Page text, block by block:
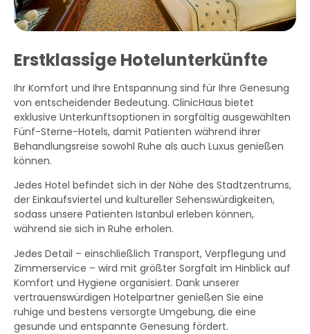
Erstklassige Hotelunterkünfte
Ihr Komfort und Ihre Entspannung sind für Ihre Genesung
von entscheidender Bedeutung. ClinicHaus bietet
exklusive Unterkunftsoptionen in sorgfältig ausgewählten
Fünf-Sterne-Hotels, damit Patienten während ihrer
Behandlungsreise sowohl Ruhe als auch Luxus genießen
können.
Jedes Hotel befindet sich in der Nähe des Stadtzentrums,
der Einkaufsviertel und kultureller Sehenswürdigkeiten,
sodass unsere Patienten Istanbul erleben können,
während sie sich in Ruhe erholen.
Jedes Detail – einschließlich Transport, Verpflegung und
Zimmerservice – wird mit größter Sorgfalt im Hinblick auf
Komfort und Hygiene organisiert. Dank unserer
vertrauenswürdigen Hotelpartner genießen Sie eine
ruhige und bestens versorgte Umgebung, die eine
gesunde und entspannte Genesung fördert.